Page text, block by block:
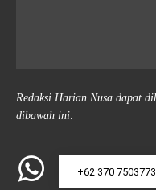
Redaksi Harian Nusa dapat
dibawah ini:
+62 370 7503773